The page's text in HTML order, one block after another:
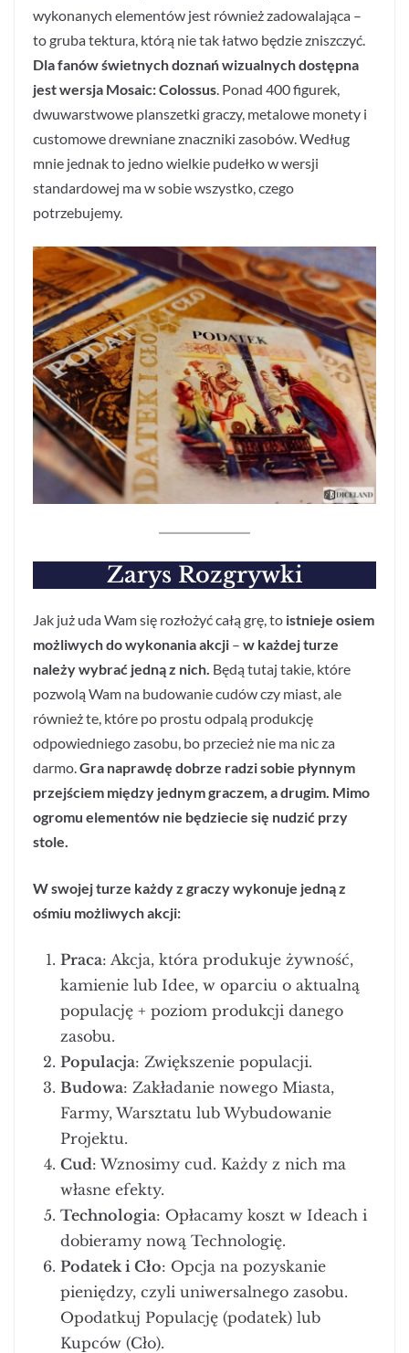
wykonanych elementów jest również zadowalająca –
to gruba tektura, którą nie tak łatwo będzie zniszczyć.
Dla fanów świetnych doznań wizualnych dostępna
jest wersja Mosaic: Colossus. Ponad 400 figurek,
dwuwarstwowe planszetki graczy, metalowe monety i
customowe drewniane znaczniki zasobów. Według
mnie jednak to jedno wielkie pudełko w wersji
standardowej ma w sobie wszystko, czego
potrzebujemy.
Zarys Rozgrywki
Jak już uda Wam się rozłożyć całą grę, to istnieje osiem
możliwych do wykonania akcji – w każdej turze
należy wybrać jedną z nich. Będą tutaj takie, które
pozwolą Wam na budowanie cudów czy miast, ale
również te, które po prostu odpalą produkcję
odpowiedniego zasobu, bo przecież nie ma nic za
darmo.Gra naprawdę dobrze radzi sobie płynnym
przejściem między jednym graczem, a drugim. Mimo
ogromu elementów nie będziecie się nudzić przy
stole.
W swojej turze każdy z graczy wykonuje jedną z
ośmiu możliwych akcji:
Praca: Akcja, która produkuje żywność,
kamienie lub Idee, w oparciu o aktualną
populację + poziom produkcji danego
zasobu.
Populacja: Zwiększenie populacji.
Budowa: Zakładanie nowego Miasta,
Farmy, Warsztatu lub Wybudowanie
Projektu.
Cud: Wznosimy cud. Każdy z nich ma
własne efekty.
Technologia: Opłacamy koszt w Ideach i
dobieramy nową Technologię.
Podatek i Cło: Opcja na pozyskanie
pieniędzy, czyli uniwersalnego zasobu.
Opodatkuj Populację (podatek) lub
Kupców (Cło).